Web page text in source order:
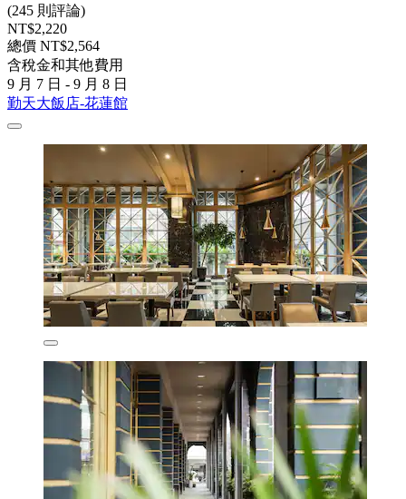
(245 則評論)
NT$2,220
總價 NT$2,564
含稅金和其他費用
9 月 7 日 - 9 月 8 日
勤天大飯店-花蓮館